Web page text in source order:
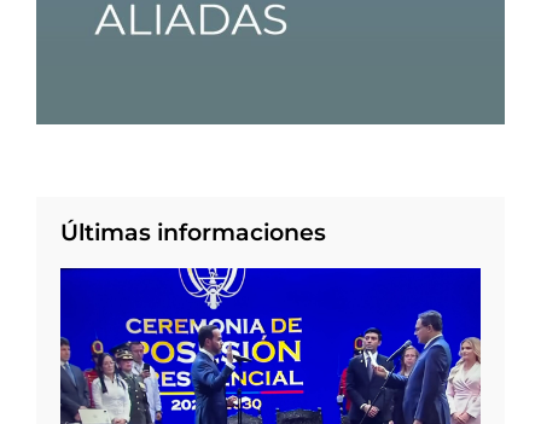
Últimas informaciones